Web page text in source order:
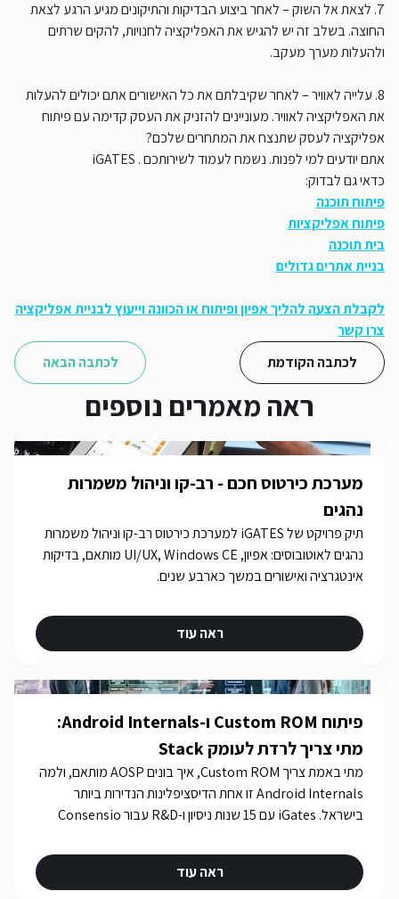
7. לצאת אל השוק – לאחר ביצוע הבדיקות והתיקונים מגיע הרגע לצאת
החוצה. בשלב זה יש להגיש את האפליקציה לחנויות, להקים שרתים
ולהעלות מערך מעקב.
8. עלייה לאוויר – לאחר שקיבלתם את כל האישורים אתם יכולים להעלות
את האפליקציה לאוויר. מעוניינים להזניק את העסק קדימה עם פיתוח
אפליקציה לעסק שתנצח את המתחרים שלכם?
אתם יודעים למי לפנות. נשמח לעמוד לשירותכם . iGATES
כדאי גם לבדוק:
פיתוח תוכנה
פיתוח אפליקציות
בית תוכנה
בניית אתרים גדולים
לקבלת הצעה להליך אפיון ופיתוח או הכוונה וייעוץ לבניית אפליקציה
צרו קשר
לכתבה הבאה
לכתבה הקודמת
ראה מאמרים נוספים
מערכת כירטוס חכם - רב-קו וניהול משמרות
נהגים
תיק פרויקט של iGATES למערכת כירטוס רב-קו וניהול משמרות
נהגים לאוטובוסים: אפיון, UI/UX, Windows CE מותאם, בדיקות
אינטגרציה ואישורים במשך כארבע שנים.
ראה עוד
פיתוח Custom ROM ו-Android Internals:
מתי צריך לרדת לעומק Stack
מתי באמת צריך Custom ROM, איך בונים AOSP מותאם, ולמה
Android Internals זו אחת הדיסציפלינות הנדירות ביותר
בישראל. iGates עם 15 שנות ניסיון ו-R&D עבור Consensio
ראה עוד